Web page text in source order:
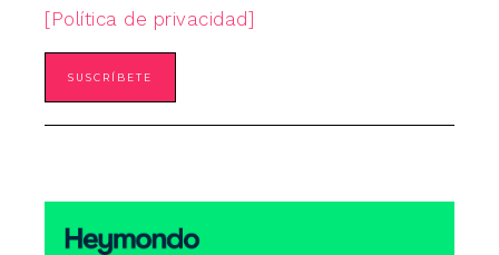
[Política de privacidad]